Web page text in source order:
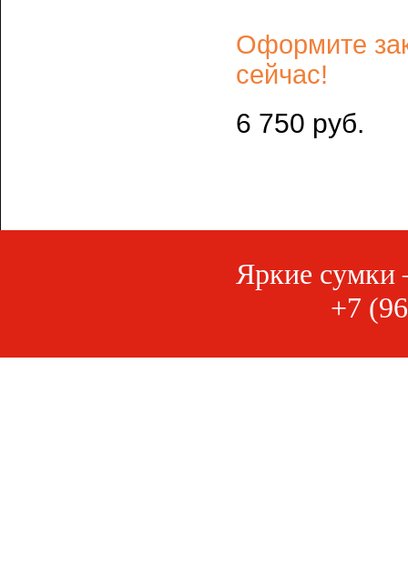
Оформите
сейчас!
6 750 руб.
Яркие
+7